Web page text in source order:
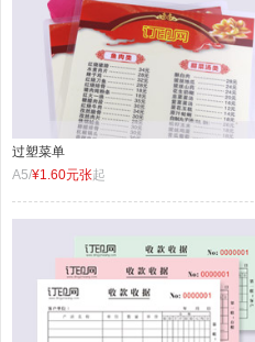
过塑菜单
A5/¥1.60元张起